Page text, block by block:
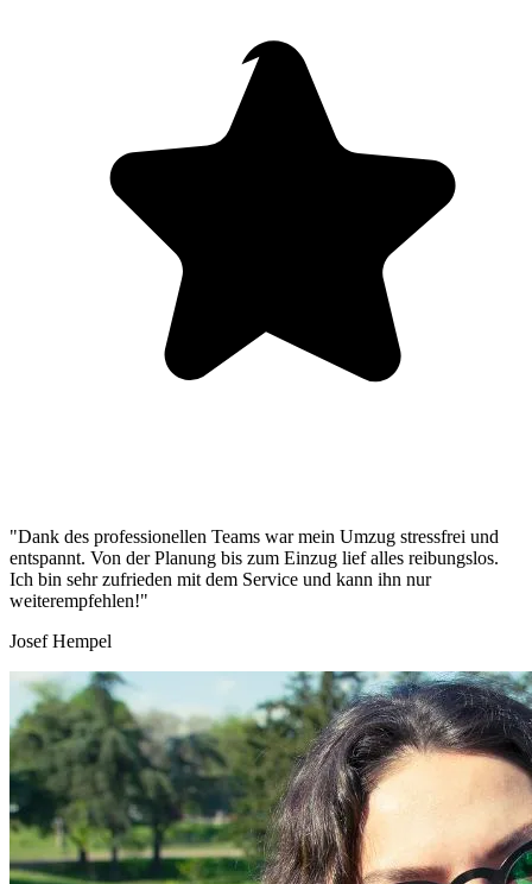
"Dank des professionellen Teams war mein Umzug stressfrei und
entspannt. Von der Planung bis zum Einzug lief alles reibungslos.
Ich bin sehr zufrieden mit dem Service und kann ihn nur
weiterempfehlen!"
Josef Hempel